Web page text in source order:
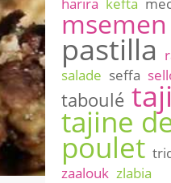
msemen
pastilla
salade seffa
taboulé
tajine
poulet
zaalouk zlabia